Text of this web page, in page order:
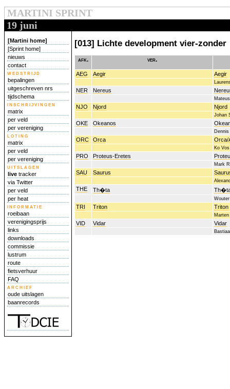
MARTINI SPRINT
19 juni
[Martini home]
[Sprint home]
nieuws
contact
wedstrijd
bepalingen
uitgeschreven nrs
tijdschema
inschrijvingen
matrix
per veld
per vereniging
loting
matrix
per veld
per vereniging
uitslagen
live tracker
via Twitter
per veld
per heat
informatie
roeibaan
verenigingsprijs
links
downloads
commissie
lustrum
route
fietsverhuur
FAQ
archief
oude uitslagen
baanrecords
[013] Lichte development vier-zonder
afk. ver.
AEG Aegir Aegir
NER Nereus
NJO Njord Njord
Johan
OKE Okeanos
ORC Orca Orca/
Ko Vos
PRO Proteus-Eretes
Mark
SAU Saurus
THE Th�ta
TRI Triton Triton
VID Vidar Vidar